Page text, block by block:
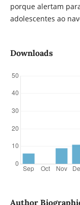
porque alertam
adolescentes ao
Downloads
Author